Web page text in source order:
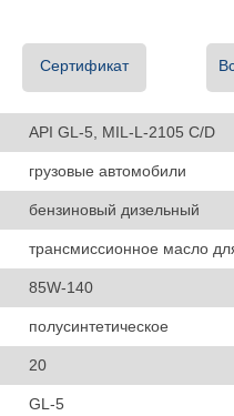
Сертификат
API GL-5, MIL-L-2105 C/D
грузовые автомобили
бензиновый дизельный
трансмиссионное масло
85W-140
полусинтетическое
20
GL-5